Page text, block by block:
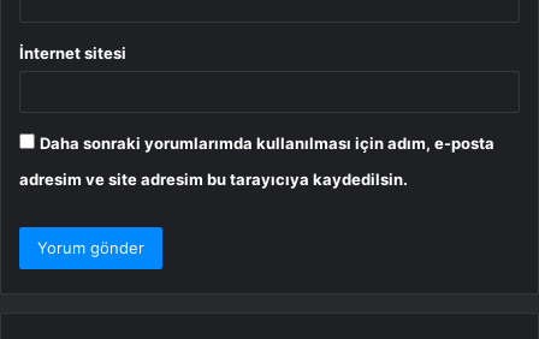
İnternet sitesi
Daha sonraki yorumlarımda kullanılması için adım, e-posta
adresim ve site adresim bu tarayıcıya kaydedilsin.